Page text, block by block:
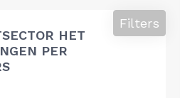
HET
PER
Filters